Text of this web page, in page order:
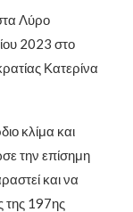
Λύρο
2023 στο
Κατερίνα
κλίμα και
την επίσημη
και να
της 197ης